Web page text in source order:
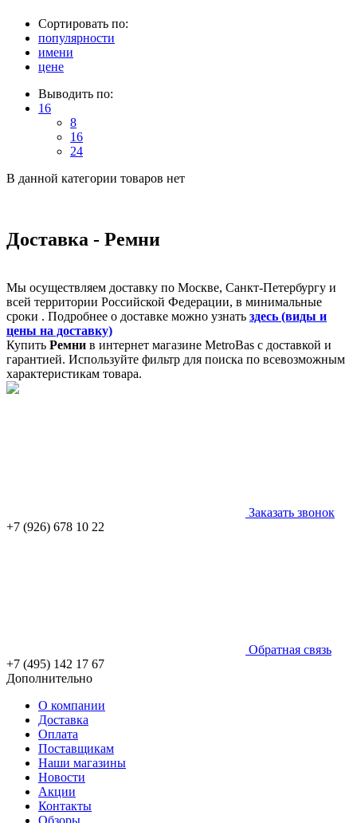
Сортировать по:
популярности
имени
цене
Выводить по:
16
8
16
24
В данной категории товаров нет
Доставка - Ремни
Мы осуществляем доставку по Москве, Санкт-Петербургу и
всей территории Российской Федерации, в минимальные
сроки . Подробнее о доставке можно узнать здесь (виды и
цены на доставку)
Купить Ремни в интернет магазине MetroBas с доставкой и
гарантией. Используйте фильтр для поиска по всевозможным
характеристикам товара.
Заказать звонок
+7 (926) 678 10 22
Обратная связь
+7 (495) 142 17 67
Дополнительно
О компании
Доставка
Оплата
Поставщикам
Наши магазины
Новости
Акции
Контакты
Обзоры